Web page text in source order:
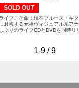
SOLD OUT
イブこそ命！現在ブルース・ギ
君臨する元祖ヴィジュアル系ア
しぶりのライブCDとDVDを同時リ
1-9 / 9